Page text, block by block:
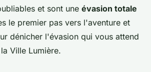
et sont une évasion totale
le premier pas vers l'aventure et
dénicher l'évasion qui vous attend
Ville Lumière.